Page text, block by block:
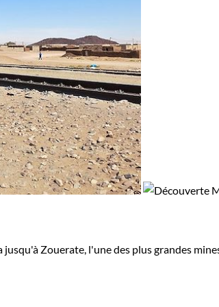
Zouerate, l'une des plus grandes